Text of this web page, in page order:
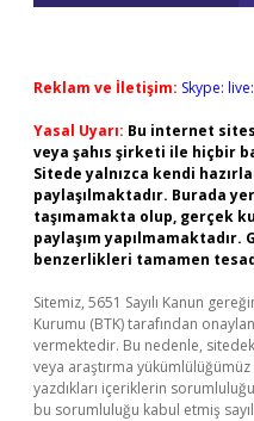
Reklam ve İletişim: Skype:
Yasal Uyarı: Bu internet
veya şahıs şirketi ile hiçbir
Sitede yalnızca kendi
paylaşılmaktadır. Burada
taşımamakta olup, gerçek
paylaşım
benzerlikleri tamamen
Sitemiz, 5651 Sayılı Kanun
Kurumu (BTK) tarafından
vermektedir. Bu nedenle,
veya araştırma
yazdıkları içeriklerin
bu sorumluluğu kabul etmiş